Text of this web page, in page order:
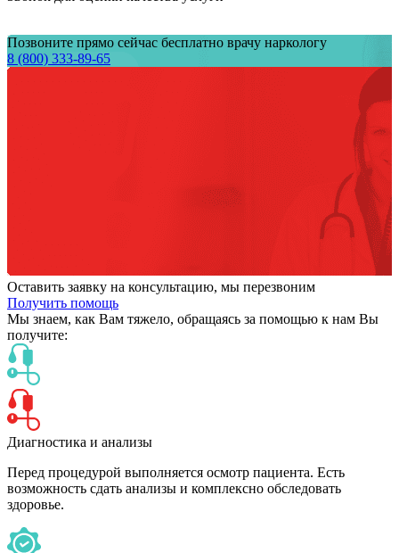
Позвоните прямо сейчас бесплатно врачу наркологу
8 (800) 333-89-65
Оставить заявку на консультацию, мы перезвоним
Получить помощь
Мы знаем, как Вам тяжело, обращаясь за помощью к нам Вы
получите:
Диагностика и анализы
Перед процедурой выполняется осмотр пациента. Есть
возможность сдать анализы и комплексно обследовать
здоровье.